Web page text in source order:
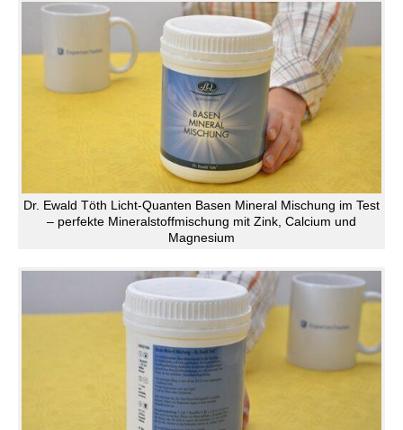
Dr. Ewald Töth Licht-Quanten Basen Mineral Mischung im Test
– perfekte Mineralstoffmischung mit Zink, Calcium und
Magnesium